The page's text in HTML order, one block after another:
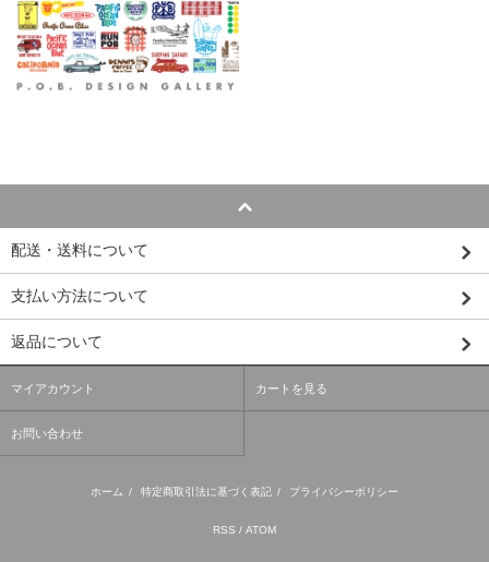
配送・送料について
支払い方法について
返品について
マイアカウント カートを見る
お問い合わせ
ホーム / 特定商取引法に基づく表記 / プライバシーポリシー
RSS / ATOM